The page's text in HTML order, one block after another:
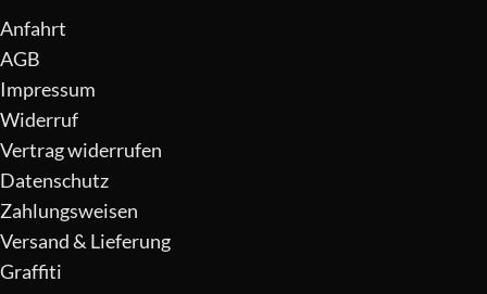
Anfahrt
AGB
Impressum
Widerruf
Vertrag widerrufen
Datenschutz
Zahlungsweisen
Versand & Lieferung
Graffiti